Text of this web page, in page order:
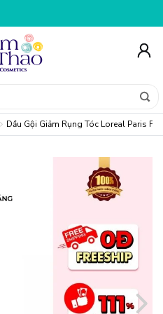
Dầu Gội Giảm Rụng Tóc Loreal Paris